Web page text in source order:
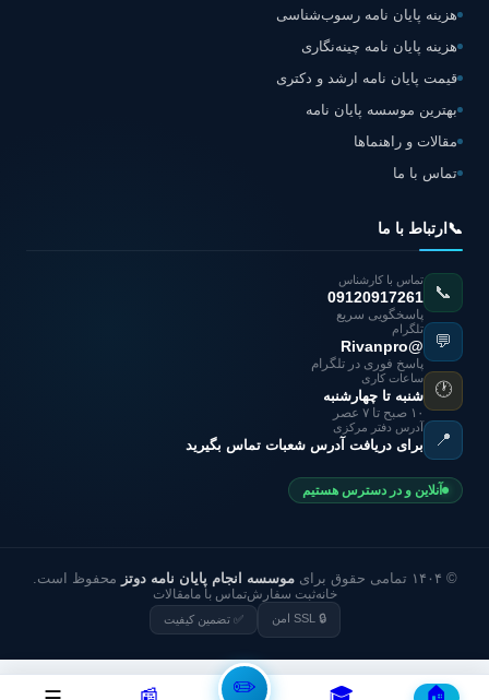
🏠
🎓
✏️
هزینه پایان نامه رسوب‌شناسی
هزینه پایان نامه چینه‌نگاری
قیمت پایان نامه ارشد و دکتری
بهترین موسسه پایان نامه
مقالات و راهنماها
تماس با ما
📞 ارتباط با ما
📞
تماس با کارشناس
09120917261
پاسخگویی سریع
💬
تلگرام
@Rivanpro
پاسخ فوری در تلگرام
🕐
ساعات کاری
شنبه تا چهارشنبه
۱۰ صبح تا ۷ عصر
📍
آدرس دفتر مرکزی
برای دریافت آدرس شعبات تماس بگیرید
آنلاین و در دسترس هستیم
© ۱۴۰۴ تمامی حقوق برای موسسه انجام پایان نامه دوتز
محفوظ است.
خانهثبت سفارشتماس با مامقالات
🔒 SSL امن ✅ تضمین کیفیت